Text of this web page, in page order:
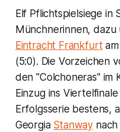
Elf Pflichtspielsiege in
Münchnerinnen,
Eintracht Frankfurtam
(5:0). Die Vorzeichen
den "Colchoneras" im
Einzug ins
Erfolgsserie bestens,
Georgia Stanway